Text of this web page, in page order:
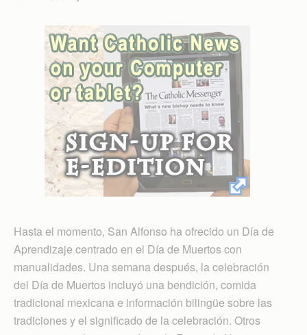
Hasta el momento, San Alfonso ha ofrecido un Día de
Aprendizaje centrado en el Día de Muertos con
manualidades. Una semana después, la celebración
del Día de Muertos incluyó una bendición, comida
tradicional mexicana e información bilingüe sobre las
tradiciones y el significado de la celebración. Otros